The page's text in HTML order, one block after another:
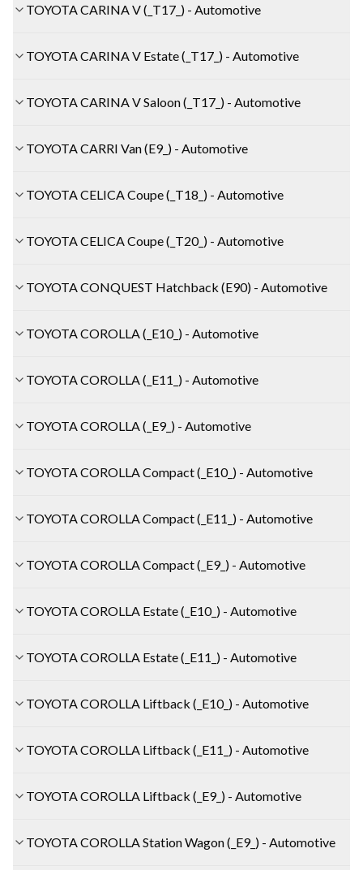
TOYOTA CARINA V (_T17_) - Automotive
TOYOTA CARINA V Estate (_T17_) - Automotive
TOYOTA CARINA V Saloon (_T17_) - Automotive
TOYOTA CARRI Van (E9_) - Automotive
TOYOTA CELICA Coupe (_T18_) - Automotive
TOYOTA CELICA Coupe (_T20_) - Automotive
TOYOTA CONQUEST Hatchback (E90) - Automotive
TOYOTA COROLLA (_E10_) - Automotive
TOYOTA COROLLA (_E11_) - Automotive
TOYOTA COROLLA (_E9_) - Automotive
TOYOTA COROLLA Compact (_E10_) - Automotive
TOYOTA COROLLA Compact (_E11_) - Automotive
TOYOTA COROLLA Compact (_E9_) - Automotive
TOYOTA COROLLA Estate (_E10_) - Automotive
TOYOTA COROLLA Estate (_E11_) - Automotive
TOYOTA COROLLA Liftback (_E10_) - Automotive
TOYOTA COROLLA Liftback (_E11_) - Automotive
TOYOTA COROLLA Liftback (_E9_) - Automotive
TOYOTA COROLLA Station Wagon (_E9_) - Automotive